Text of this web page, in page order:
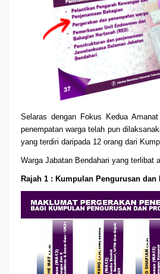
Selaras dengan Fokus Kedua
penempatan warga telah pun
yang terdiri daripada 12 orang dari
Warga Jabatan Bendahari yang terlibat
Rajah 1 : Kumpulan Pengurusan dan